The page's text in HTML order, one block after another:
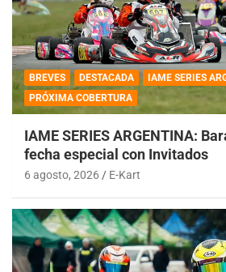
BREVES DESTACADA
IAME SERIES
PRÓXIMA COBERTURA
IAME SERIES ARGENTINA:
fecha especial con Invitados
6 agosto, 2026 E-Kart